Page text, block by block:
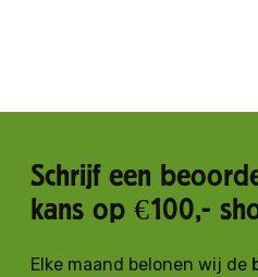
Schrijf een
kans op €100,-
Elke maand belonen wij de